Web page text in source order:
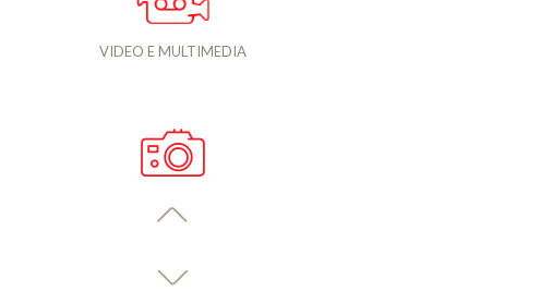
VIDEO E MULTIMEDIA